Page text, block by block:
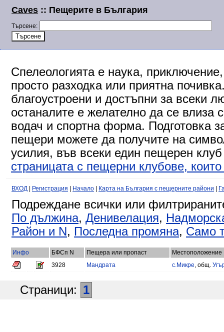
Caves :: Пещерите в България
Търсене:
Спелеологията е наука,
просто разходка или приятна
благоустроени и достъпни за всеки
останалите е желателно да се влиза
водач и спортна форма. Подготовка
пещери можете да получите на
усилия, във всеки един пещерен
страницата с пещерни клубове,
ВХОД Регистрация Начало Карта на България с пещерните райони
Подреждане всички или
По дължина, Денивелация,
Район и N, Последна промяна, Само
Инфо БФСп N Пещера или пропаст
Местоположение
3928
Мандрата с.Микре, общ.
Страници: 1